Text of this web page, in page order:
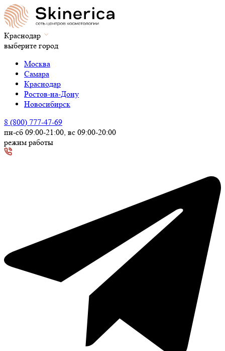
Краснодар
выберите город
Москва
Самара
Краснодар
Ростов-на-Дону
Новосибирск
8 (800) 777-47-69
пн-сб 09:00-21:00, вс 09:00-20:00
режим работы